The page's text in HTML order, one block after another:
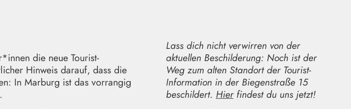
die neue Tourist-
Hinweis darauf, dass die
In Marburg ist das vorrangig
Lass dich nicht verwirren von der
aktuellen Beschilderung: Noch ist der
Weg zum alten Standort der Tourist-
Information in der Biegenstraße 15
beschildert. Hierfindest du uns jetzt!